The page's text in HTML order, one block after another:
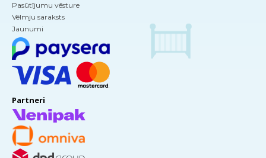
Pasūtījumu vēsture
Vēlmju saraksts
Jaunumi
Partneri